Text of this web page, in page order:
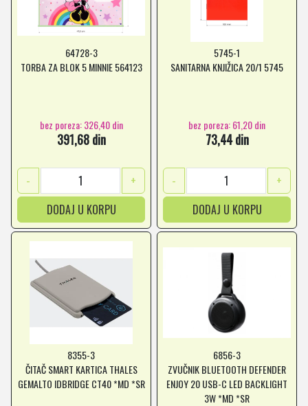
64728-3
TORBA ZA BLOK 5 MINNIE 564123
bez poreza: 326,40 din
391,68 din
-
+
DODAJ U KORPU
5745-1
SANITARNA KNJIŽICA 20/1 5745
bez poreza: 61,20 din
73,44 din
-
+
DODAJ U KORPU
8355-3
ČITAČ SMART KARTICA THALES
GEMALTO IDBRIDGE CT40 *MD *SR
6856-3
ZVUČNIK BLUETOOTH DEFENDER
ENJOY 20 USB-C LED BACKLIGHT
3W *MD *SR